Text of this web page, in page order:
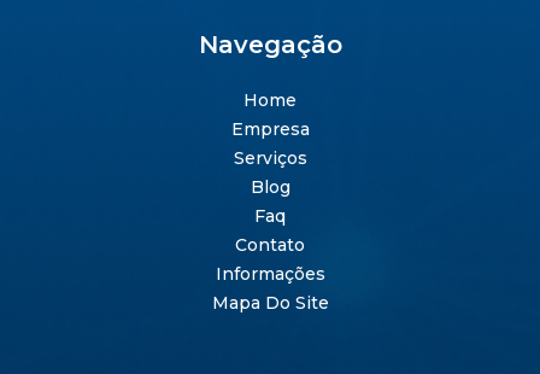
Navegação
Home
Empresa
Serviços
Blog
Faq
Contato
Informações
Mapa Do Site